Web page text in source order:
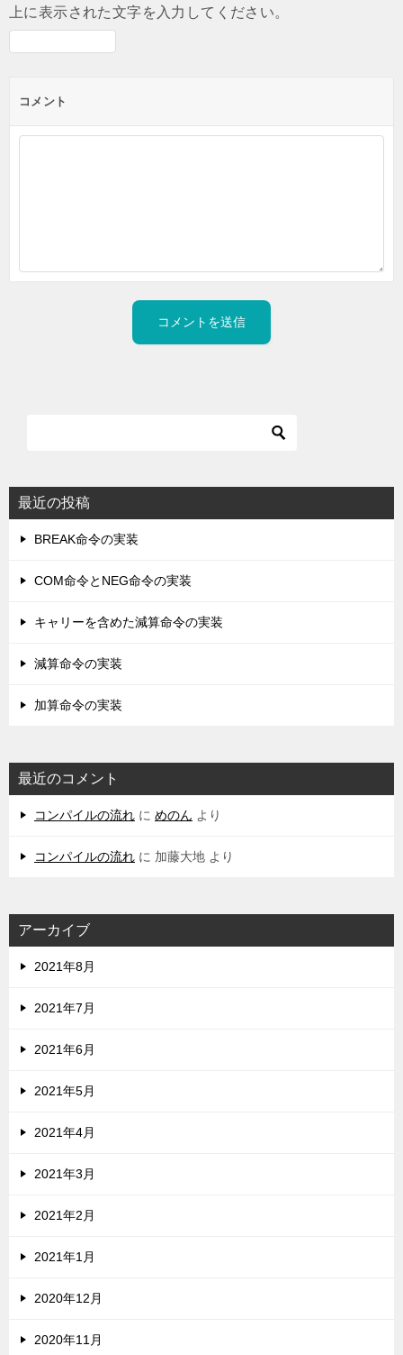
上に表示された文字を入力してください。
コメント
最近の投稿
BREAK命令の実装
COM命令とNEG命令の実装
キャリーを含めた減算命令の実装
減算命令の実装
加算命令の実装
最近のコメント
コンパイルの流れ に めのん より
コンパイルの流れ に 加藤大地 より
アーカイブ
2021年8月
2021年7月
2021年6月
2021年5月
2021年4月
2021年3月
2021年2月
2021年1月
2020年12月
2020年11月